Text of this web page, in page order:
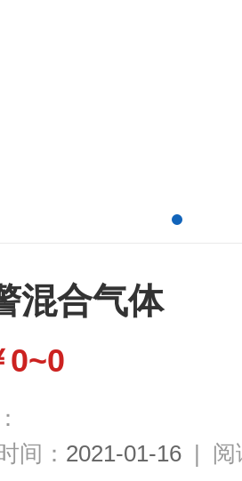
混合气体
0~0
间： 2021-01-16 | 阅